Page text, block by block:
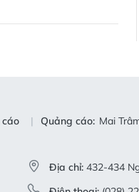
cáo Quảng cáo: Mai
Địa chỉ: 432-434